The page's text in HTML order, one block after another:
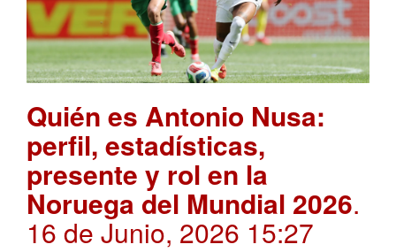
Quién es Antonio Nusa:
perfil, estadísticas,
presente y rol en la
Noruega del Mundial 2026.
16 de Junio, 2026 15:27